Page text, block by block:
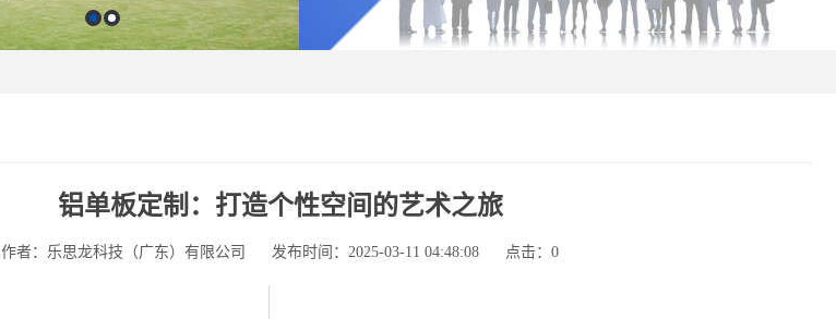
铝单板定制：打造个性空间的艺术之旅
作者：乐思龙科技（广东）有限公司 发布时间：2025-03-11 04:48:08 点击： 0